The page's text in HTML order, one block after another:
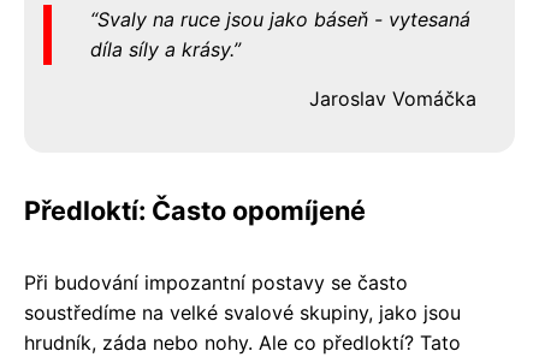
Svaly na ruce jsou jako báseň - vytesaná
díla síly a krásy.
Jaroslav Vomáčka
Předloktí: Často opomíjené
Při budování impozantní postavy se často
soustředíme na velké svalové skupiny, jako jsou
hrudník, záda nebo nohy. Ale co předloktí? Tato